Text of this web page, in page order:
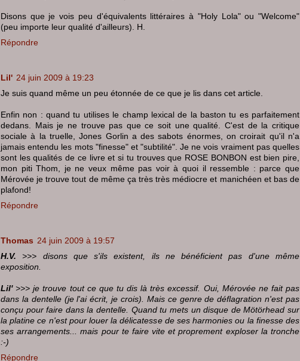
Disons que je vois peu d'équivalents littéraires à "Holy Lola" ou "Welcome"
(peu importe leur qualité d'ailleurs). H.
Répondre
Lil' 24 juin 2009 à 19:23
Je suis quand même un peu étonnée de ce que je lis dans cet article.
Enfin non : quand tu utilises le champ lexical de la baston tu es parfaitement
dedans. Mais je ne trouve pas que ce soit une qualité. C'est de la critique
sociale à la truelle, Jones Gorlin a des sabots énormes, on croirait qu'il n'a
jamais entendu les mots "finesse" et "subtilité". Je ne vois vraiment pas quelles
sont les qualités de ce livre et si tu trouves que ROSE BONBON est bien pire,
mon piti Thom, je ne veux même pas voir à quoi il ressemble : parce que
Mérovée je trouve tout de même ça très très médiocre et manichéen et bas de
plafond!
Répondre
Thomas 24 juin 2009 à 19:57
H.V. >>> disons que s'ils existent, ils ne bénéficient pas d'une même
exposition.
Lil' >>> je trouve tout ce que tu dis là très excessif. Oui, Mérovée ne fait pas
dans la dentelle (je l'ai écrit, je crois). Mais ce genre de déflagration n'est pas
conçu pour faire dans la dentelle. Quand tu mets un disque de Mötörhead sur
la platine ce n'est pour louer la délicatesse de ses harmonies ou la finesse des
ses arrangements... mais pour te faire vite et proprement exploser la tronche
:-)
Répondre